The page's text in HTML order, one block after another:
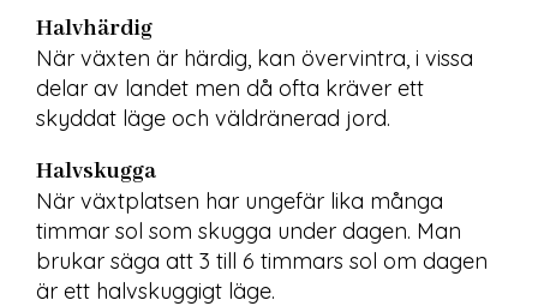
Halvhärdig
När växten är härdig, kan övervintra, i vissa
delar av landet men då ofta kräver ett
skyddat läge och väldränerad jord.
Halvskugga
När växtplatsen har ungefär lika många
timmar sol som skugga under dagen. Man
brukar säga att 3 till 6 timmars sol om dagen
är ett halvskuggigt läge.